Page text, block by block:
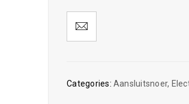
Categories: Aansluitsnoer,